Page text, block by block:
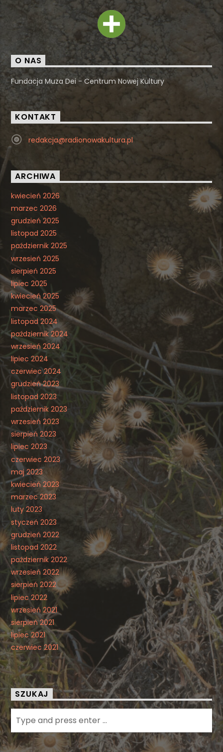
O NAS
Fundacja Muza Dei - Centrum Nowej Kultury
KONTAKT
redakcja@radionowakultura.pl
ARCHIWA
kwiecień 2026
marzec 2026
grudzień 2025
listopad 2025
październik 2025
wrzesień 2025
sierpień 2025
lipiec 2025
kwiecień 2025
marzec 2025
listopad 2024
październik 2024
wrzesień 2024
lipiec 2024
czerwiec 2024
grudzień 2023
listopad 2023
październik 2023
wrzesień 2023
sierpień 2023
lipiec 2023
czerwiec 2023
maj 2023
kwiecień 2023
marzec 2023
luty 2023
styczeń 2023
grudzień 2022
listopad 2022
październik 2022
wrzesień 2022
sierpień 2022
lipiec 2022
wrzesień 2021
sierpień 2021
lipiec 2021
czerwiec 2021
SZUKAJ